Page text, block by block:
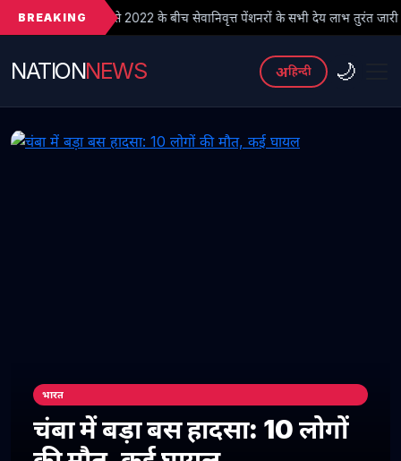
BREAKING
2022 के बीच सेवानिवृत्त पेंशनरों के सभी देय लाभ तुरंत जारी किए जाएं ●
NATIONNEWS अहिन्दी 🌙
भारत
चंबा में बड़ा बस हादसा: 10 लोगों